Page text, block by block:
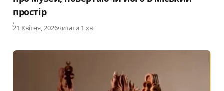
простір
Published
21 Квітня, 2026читати 1 хв